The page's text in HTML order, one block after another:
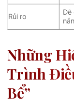
Rủi ro
Những
Trình
Bể”